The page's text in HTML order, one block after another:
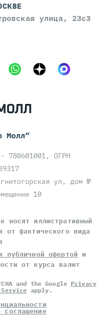
улица, 23с3
Молл”
780601001, ОГРН
ул, дом №
10
носят иллюстративный
от фактического вида
публичной офертой и
от курса валют
and the Google Privacy
apply.
соглашение